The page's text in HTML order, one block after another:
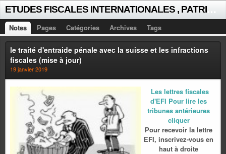
Notes Pages Catégories Archives Tags
le traité d'entraide pénale avec la suisse et les infractions
fiscales (mise à jour)
19 janvier 2019
Les lettres fiscales
d'EFI Pour lire les
tribunes antérieures
cliquer
Pour recevoir la lettre
EFI, inscrivez-vous en
haut à droite